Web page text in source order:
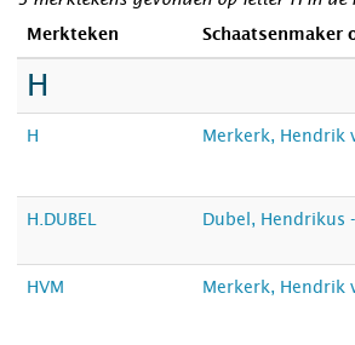
Merkteken Schaatsenmaker
H
H Merkerk, Hendrik
H.DUBEL Dubel, Hendrikus
HVM Merkerk, Hendrik